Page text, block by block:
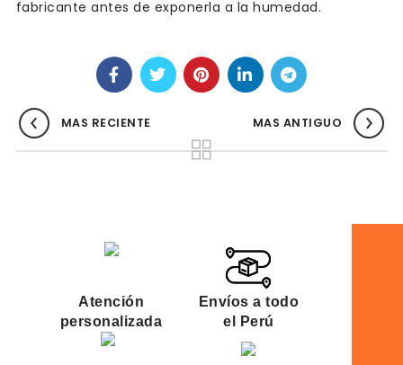
fabricante antes de exponerla a la humedad.
MAS RECIENTE MAS ANTIGUO
Atención
personalizada
Envíos a todo
el Perú